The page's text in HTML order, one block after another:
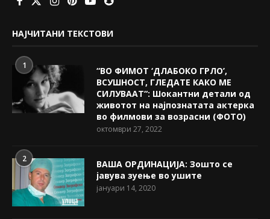
НАЈЧИТАНИ ТЕКСТОВИ
1
“ВО ФИМОТ ‘ДЛАБОКО ГРЛО’,
ВСУШНОСТ, ГЛЕДАТЕ КАКО МЕ
СИЛУВААТ“: Шокантни детали од
животот на најпознатата актерка
во филмови за возрасни (ФОТО)
октомври 27, 2022
2
ВАША ОРДИНАЦИЈА: Зошто се
јавува зуење во ушите
јануари 14, 2020